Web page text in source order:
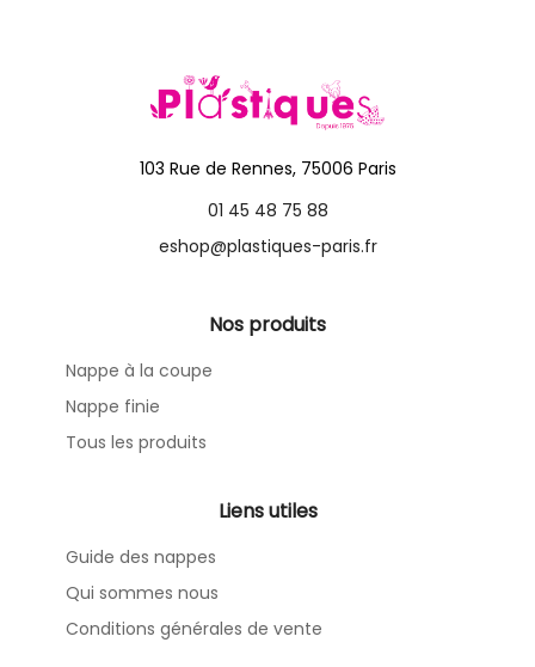
103 Rue de Rennes, 75006 Paris
01 45 48 75 88
eshop@plastiques-paris.fr
Nos produits
Nappe à la coupe
Nappe finie
Tous les produits
Liens utiles
Guide des nappes
Qui sommes nous
Conditions générales de vente